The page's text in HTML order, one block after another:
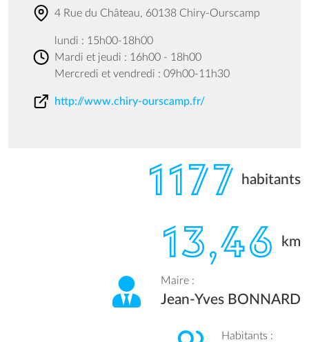
4 Rue du Château, 60138 Chiry-Ourscamp
lundi : 15h00-18h00
Mardi et jeudi : 16h00 - 18h00
Mercredi et vendredi : 09h00-11h30
http://www.chiry-ourscamp.fr/
1177 habitants
13,46 km
Maire :
Jean-Yves BONNARD
Habitants :